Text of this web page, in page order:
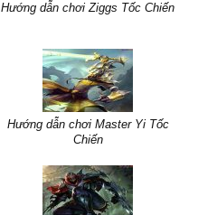
Hướng dẫn chơi Ziggs Tốc Chiến
Hướng dẫn chơi Master Yi Tốc
Chiến